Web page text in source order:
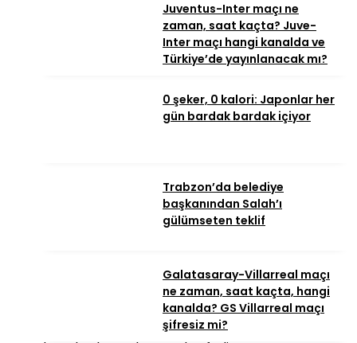
Juventus-Inter maçı ne
zaman, saat kaçta? Juve-
Inter maçı hangi kanalda ve
Türkiye’de yayınlanacak mı?
0 şeker, 0 kalori: Japonlar her
gün bardak bardak içiyor
Trabzon’da belediye
başkanından Salah’ı
gülümseten teklif
Galatasaray-Villarreal maçı
ne zaman, saat kaçta, hangi
kanalda? GS Villarreal maçı
şifresiz mi?